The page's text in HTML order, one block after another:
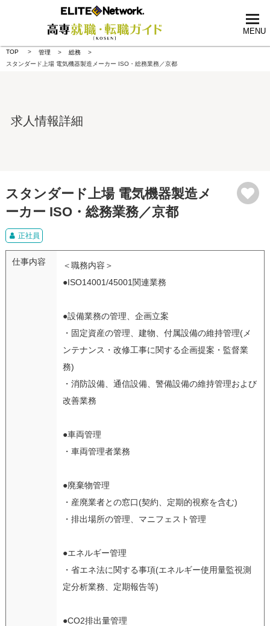
MENU
TOP 管理
総務
スタンダード上場 電気機器製造メーカー ISO・総務業務／京都
求人情報詳細
スタンダード上場 電気機器製造メ
ーカー ISO・総務業務／京都
正社員
仕事内容
＜職務内容＞
●ISO14001/45001関連業務
●設備業務の管理、企画立案
・固定資産の管理、建物、付属設備の維持管理(メ
ンテナンス・改修工事に関する企画提案・監督業
務)
・消防設備、通信設備、警備設備の維持管理および
改善業務
●車両管理
・車両管理者業務
●廃棄物管理
・産廃業者との窓口(契約、定期的視察を含む)
・排出場所の管理、マニフェスト管理
●エネルギー管理
・省エネ法に関する事項(エネルギー使用量監視測
定分析業務、定期報告等)
●CO2排出量管理